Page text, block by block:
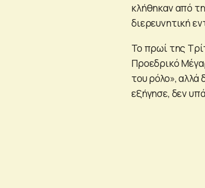
κλήθηκαν από
διερευνητική
Το πρωί της
Προεδρικό
του ρόλο», αλλά
εξήγησε, δεν